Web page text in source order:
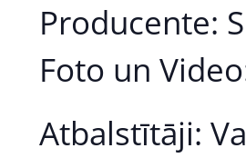
Producente:
Foto un
Atbalstītāji: